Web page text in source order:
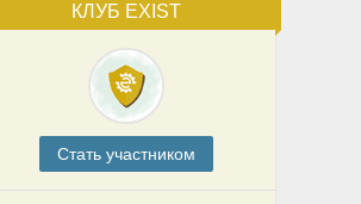
КЛУБ EXIST
Cтать участником